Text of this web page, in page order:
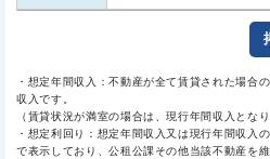
・想定年間収入：不動産が全て賃貸された場合
収入です。
（賃貸状況が満室の場合は、現行年間収入となり
・想定利回り：想定年間収入又は現行年間収入
で表示しており、公租公課その他当該不動産を